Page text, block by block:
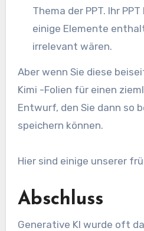
Thema der PPT. Ihr
einige Elemente
irrelevant wären.
Aber wenn Sie diese
Kimi -Folien für einen
Entwurf, den Sie dann so
speichern können.
Hier sind einige unserer
Abschluss
Generative KI wurde oft